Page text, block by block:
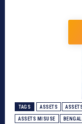
TAGS ASSETS
ASSETS MISUSE